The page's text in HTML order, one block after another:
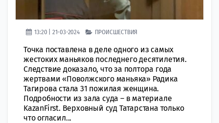
13:20 | 21-03-2024 ПРОИСШЕСТВИЯ
Точка поставлена в деле одного из самых
жестоких маньяков последнего десятилетия.
Следствие доказало, что за полтора года
жертвами «Поволжского маньяка» Радика
Тагирова стала 31 пожилая женщина.
Подробности из зала суда – в материале
KazanFirst. Верховный суд Татарстана только
что огласил...